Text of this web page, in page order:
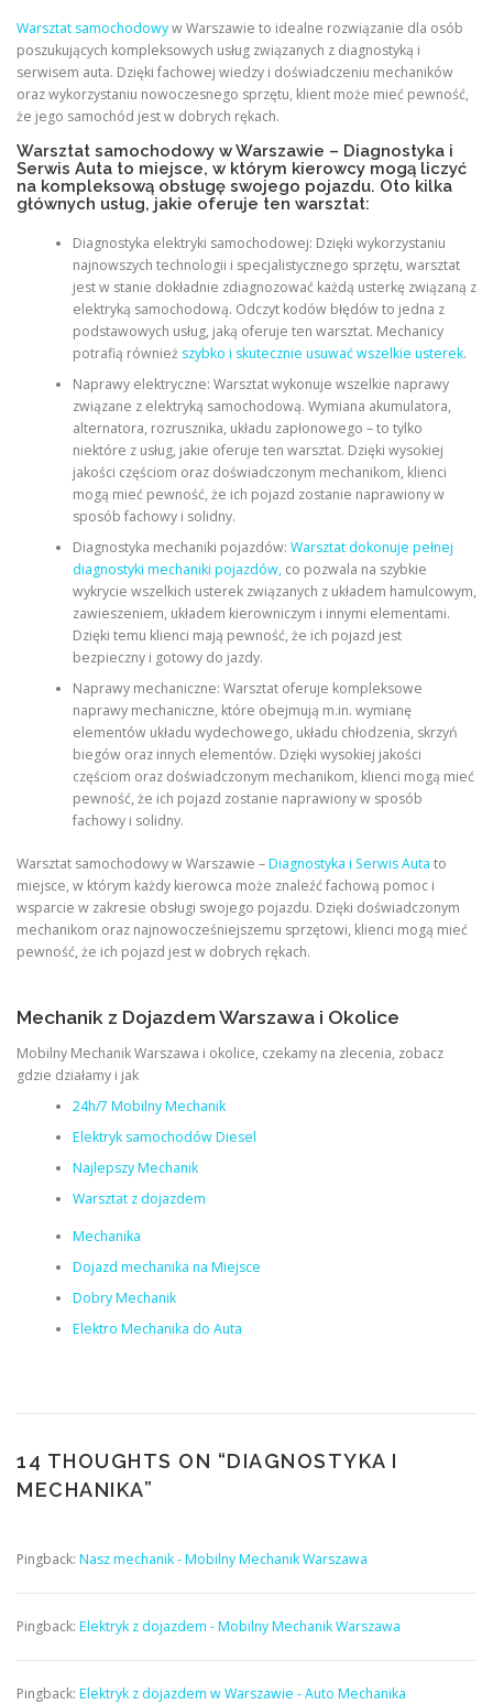
Warsztat samochodowyw Warszawie to idealne rozwiązanie dla osób
poszukujących kompleksowych usług związanych z diagnostyką i
serwisem auta. Dzięki fachowej wiedzy i doświadczeniu mechaników
oraz wykorzystaniu nowoczesnego sprzętu, klient może mieć pewność,
że jego samochód jest w dobrych rękach.
Warsztat samochodowy w Warszawie – Diagnostyka i
Serwis Auta to miejsce, w którym kierowcy mogą liczyć
na kompleksową obsługę swojego pojazdu. Oto kilka
głównych usług, jakie oferuje ten warsztat:
Diagnostyka elektryki samochodowej: Dzięki wykorzystaniu
najnowszych technologii i specjalistycznego sprzętu, warsztat
jest w stanie dokładnie zdiagnozować każdą usterkę związaną z
elektryką samochodową. Odczyt kodów błędów to jedna z
podstawowych usług, jaką oferuje ten warsztat. Mechanicy
potrafią również szybko i skutecznie usuwać wszelkie usterek.
Naprawy elektryczne: Warsztat wykonuje wszelkie naprawy
związane z elektryką samochodową. Wymiana akumulatora,
alternatora, rozrusznika, układu zapłonowego – to tylko
niektóre z usług, jakie oferuje ten warsztat. Dzięki wysokiej
jakości częściom oraz doświadczonym mechanikom, klienci
mogą mieć pewność, że ich pojazd zostanie naprawiony w
sposób fachowy i solidny.
Diagnostyka mechaniki pojazdów: Warsztat dokonuje pełnej
diagnostyki mechaniki pojazdów,co pozwala na szybkie
wykrycie wszelkich usterek związanych z układem hamulcowym,
zawieszeniem, układem kierowniczym i innymi elementami.
Dzięki temu klienci mają pewność, że ich pojazd jest
bezpieczny i gotowy do jazdy.
Naprawy mechaniczne: Warsztat oferuje kompleksowe
naprawy mechaniczne, które obejmują m.in. wymianę
elementów układu wydechowego, układu chłodzenia, skrzyń
biegów oraz innych elementów. Dzięki wysokiej jakości
częściom oraz doświadczonym mechanikom, klienci mogą mieć
pewność, że ich pojazd zostanie naprawiony w sposób
fachowy i solidny.
Warsztat samochodowy w Warszawie –Diagnostyka i Serwis Auta to
miejsce, w którym każdy kierowca może znaleźć fachową pomoc i
wsparcie w zakresie obsługi swojego pojazdu. Dzięki doświadczonym
mechanikom oraz najnowocześniejszemu sprzętowi, klienci mogą mieć
pewność, że ich pojazd jest w dobrych rękach.
Mechanik z Dojazdem Warszawa i Okolice
Mobilny Mechanik Warszawa i okolice, czekamy na zlecenia, zobacz
gdzie działamy i jak
24h/7 Mobilny Mechanik
Elektryk samochodów Diesel
Najlepszy Mechanik
Warsztat z dojazdem
Mechanika
Dojazd mechanika na Miejsce
Dobry Mechanik
Elektro Mechanika do Auta
14 THOUGHTS ON “DIAGNOSTYKA I
MECHANIKA”
Pingback: Nasz mechanik - Mobilny Mechanik Warszawa
Pingback: Elektryk z dojazdem - Mobilny Mechanik Warszawa
Pingback: Elektryk z dojazdem w Warszawie - Auto Mechanika